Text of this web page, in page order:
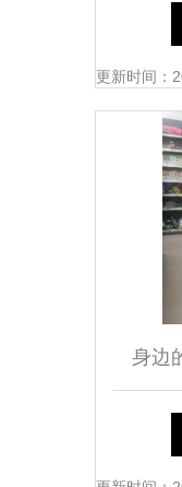
心
更新时间：
身边
店，